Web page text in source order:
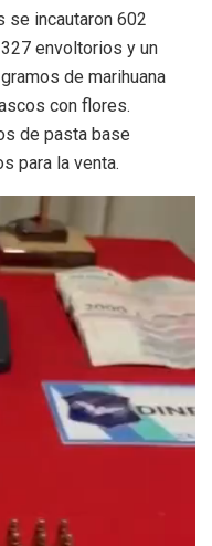
se incautaron 602
envoltorios y un
de marihuana
con flores.
de pasta base
para la venta.